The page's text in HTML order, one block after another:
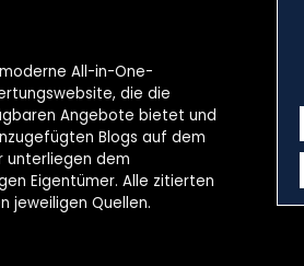
All-in-One-
die die
Angebote bietet und
Blogs auf dem
unterliegen dem
Eigentümer. Alle zitierten
jeweiligen Quellen.